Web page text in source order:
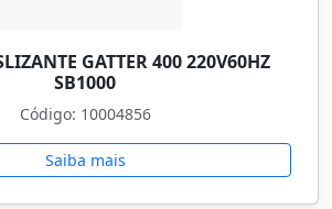
GATTER 400 220V60HZ
SB1000
Código: 10004856
Saiba mais